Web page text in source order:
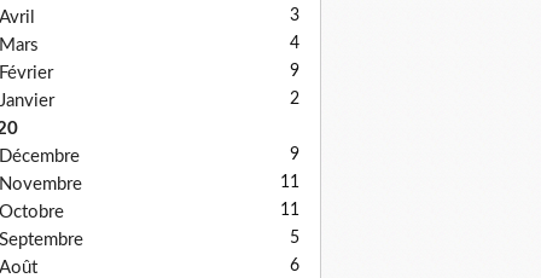
Avril 3
Mars 4
Février 9
Janvier 2
Décembre
9
Novembre 11
Octobre 11
Septembre 5
Août 6